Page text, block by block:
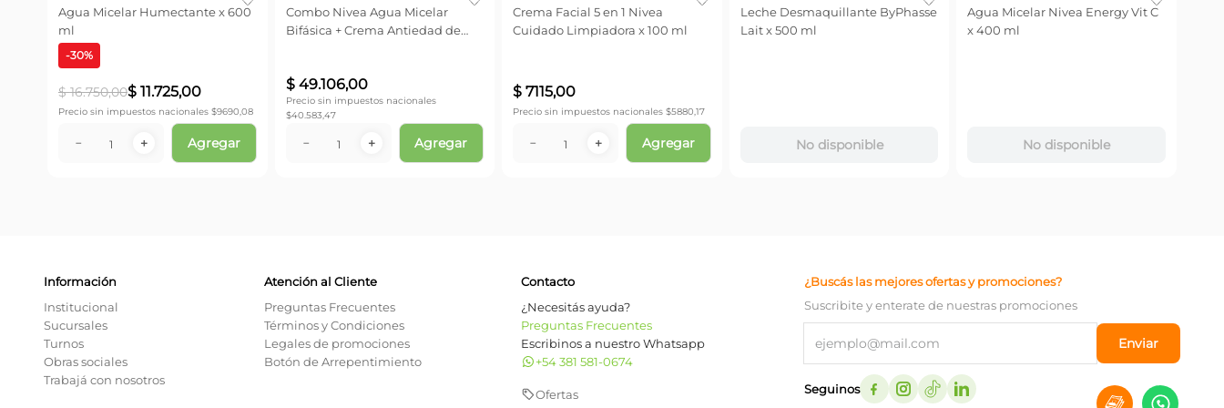
Agua Micelar Humectante x 600
ml
-30%
$ 16.750,00$ 11.725,00
Precio sin impuestos nacionales $9690,08
＋
－ Agregar
Combo Nivea Agua Micelar
Bifásica + Crema Antiedad de
$ 49.106,00
Precio sin impuestos nacionales
$40.583,47
＋
－ Agregar
Crema Facial 5 en 1 Nivea
Cuidado Limpiadora x 100 ml
$ 7115,00
Precio sin impuestos nacionales $5880,17
＋
－ Agregar
Leche Desmaquillante ByPhasse
Lait x 500 ml
No disponible
Agua Micelar Nivea Energy Vit C
x 400 ml
No disponible
Información
Institucional
Sucursales
Turnos
Obras sociales
Trabajá con nosotros
Atención al Cliente
Preguntas Frecuentes
Términos y Condiciones
Legales de promociones
Botón de Arrepentimiento
Contacto
¿Necesitás ayuda?
Preguntas Frecuentes
Escribinos a nuestro Whatsapp
+54 381 581-0674
Ofertas
¿Buscás las mejores ofertas y promociones?
Suscribite y enterate de nuestras promociones
Enviar
Seguinos